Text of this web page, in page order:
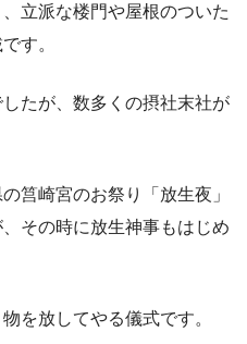
立派な楼門や屋根のついた
す。
たが、数多くの摂社末社が
筥崎宮のお祭り「放生夜」
その時に放生神事もはじめ
を放してやる儀式です。